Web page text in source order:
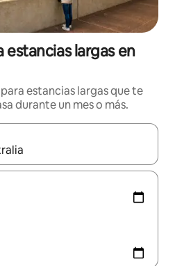
largas en
estancias largas que te
durante un mes o más.
disponibles, podrás navegar